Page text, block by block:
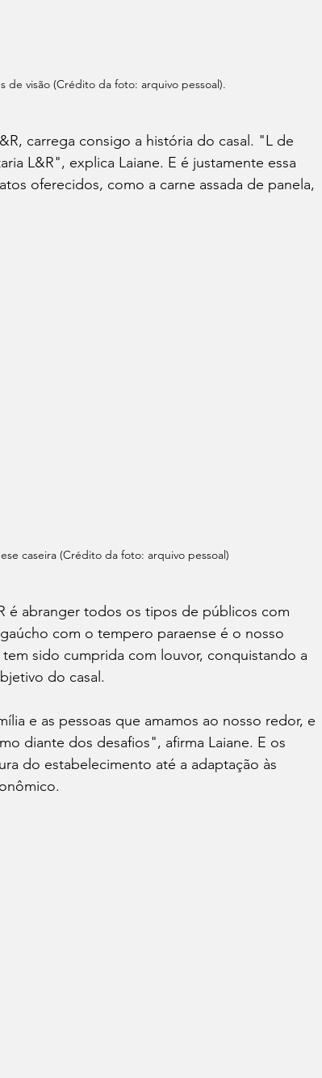
de visão (Crédito da foto: arquivo pessoal).
carrega consigo a história do casal. "L de
L&R", explica Laiane. E é justamente essa
oferecidos, como a carne assada de panela,
caseira (Crédito da foto: arquivo pessoal)
é abranger todos os tipos de públicos com
com o tempero paraense é o nosso
sido cumprida com louvor, conquistando a
do casal.
e as pessoas que amamos ao nosso redor, e
diante dos desafios", afirma Laiane. E os
do estabelecimento até a adaptação às